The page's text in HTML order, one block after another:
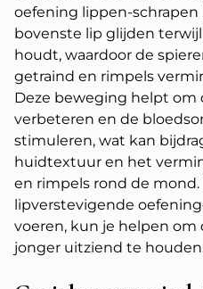
oefening lippen-schrapen
bovenste lip glijden
houdt, waardoor de
getraind en rimpels
Deze beweging helpt om
verbeteren en de
stimuleren, wat kan
huidtextuur en het
en rimpels rond de
lipverstevigende
voeren, kun je helpen om
jonger uitziend te